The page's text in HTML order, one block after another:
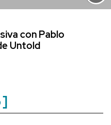
con Pablo
Untold